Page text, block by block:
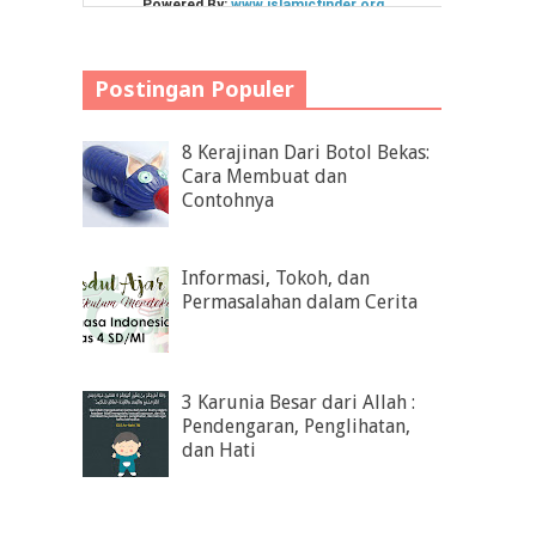
Postingan Populer
8 Kerajinan Dari Botol Bekas:
Cara Membuat dan
Contohnya
Informasi, Tokoh, dan
Permasalahan dalam Cerita
3 Karunia Besar dari Allah :
Pendengaran, Penglihatan,
dan Hati